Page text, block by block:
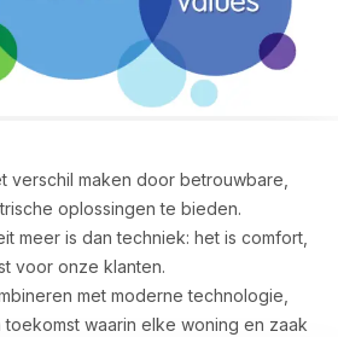
verschil maken door betrouwbare,
oplossingen te bieden.
meer is dan techniek: het is comfort,
voor onze klanten.
met moderne technologie,
waarin elke woning en zaak